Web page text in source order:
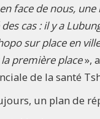
face de nous,
cas : il y a
sur place en
première place»,
de la santé
un plan de